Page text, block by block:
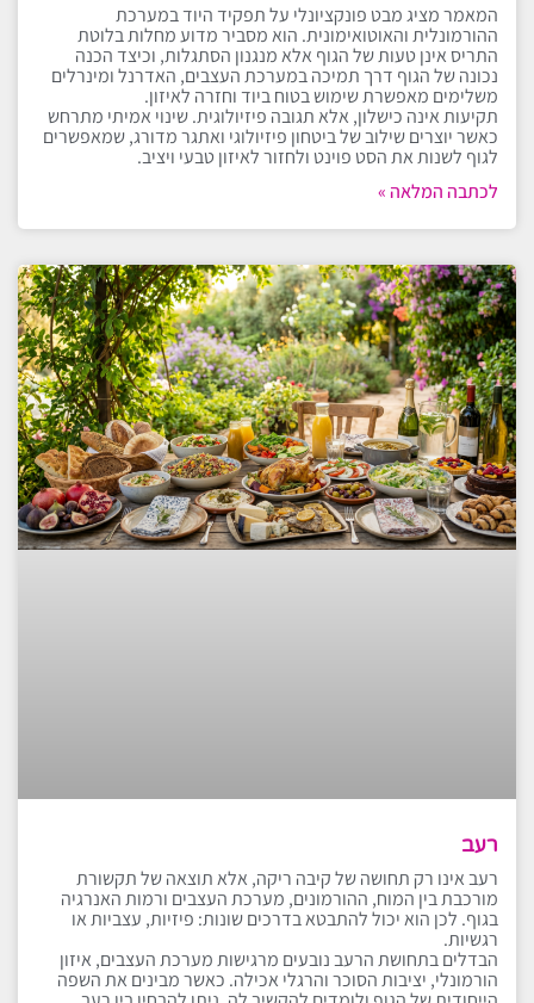
המאמר מציג מבט פונקציונלי על תפקיד היוד במערכת
ההורמונלית והאוטואימונית. הוא מסביר מדוע מחלות בלוטת
התריס אינן טעות של הגוף אלא מנגנון הסתגלות, וכיצד הכנה
נכונה של הגוף דרך תמיכה במערכת העצבים, האדרנל ומינרלים
משלימים מאפשרת שימוש בטוח ביוד וחזרה לאיזון.
תקיעות אינה כישלון, אלא תגובה פיזיולוגית. שינוי אמיתי מתרחש
כאשר יוצרים שילוב של ביטחון פיזיולוגי ואתגר מדורג, שמאפשרים
לגוף לשנות את הסט פוינט ולחזור לאיזון טבעי ויציב.
לכתבה המלאה »
רעב
רעב אינו רק תחושה של קיבה ריקה, אלא תוצאה של תקשורת
מורכבת בין המוח, ההורמונים, מערכת העצבים ורמות האנרגיה
בגוף. לכן הוא יכול להתבטא בדרכים שונות: פיזיות, עצביות או
רגשיות.
הבדלים בתחושת הרעב נובעים מרגישות מערכת העצבים, איזון
הורמונלי, יציבות הסוכר והרגלי אכילה. כאשר מבינים את השפה